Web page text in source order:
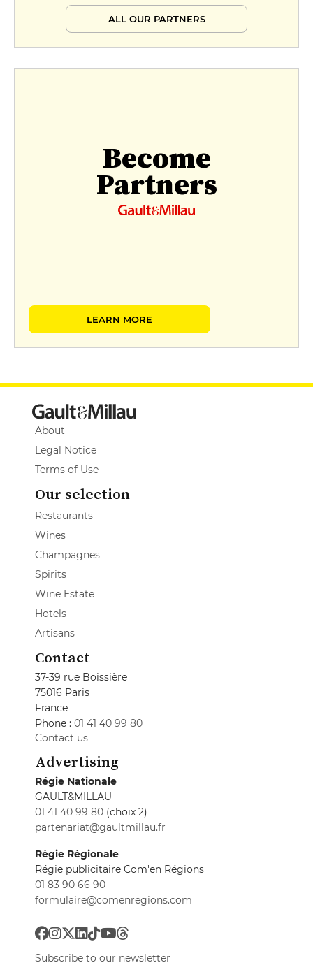
ALL OUR PARTNERS
Become
Partners
LEARN MORE
About
Legal Notice
Terms of Use
Our selection
Restaurants
Wines
Champagnes
Spirits
Wine Estate
Hotels
Artisans
Contact
37-39 rue Boissière
75016 Paris
France
Phone : 01 41 40 99 80
Contact us
Advertising
Régie Nationale
GAULT&MILLAU
01 41 40 99 80 (choix 2)
partenariat@gaultmillau.fr
Régie Régionale
Régie publicitaire Com'en Régions
01 83 90 66 90
formulaire@comenregions.com
Subscribe to our newsletter